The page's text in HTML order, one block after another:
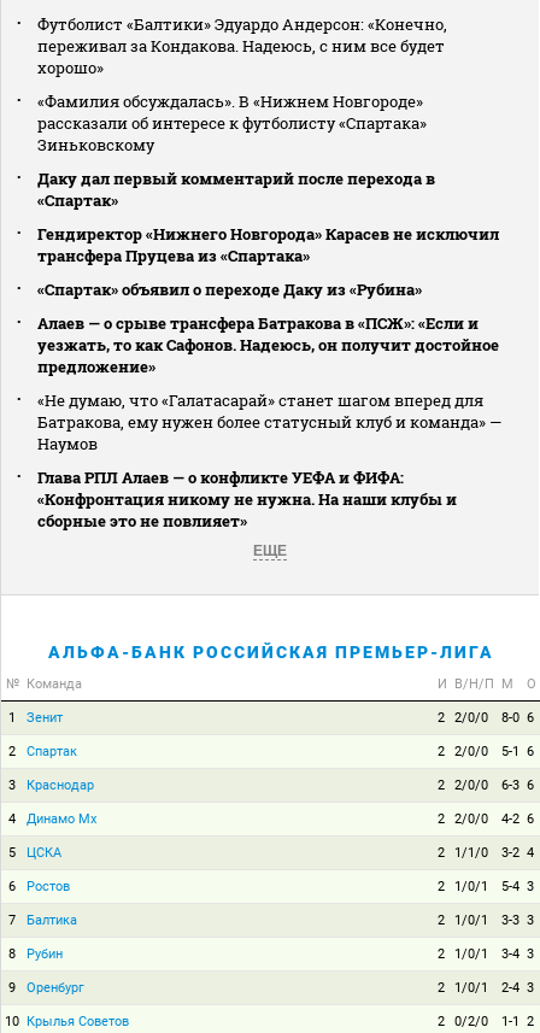
Футболист «Балтики» Эдуардо Андерсон: «Конечно,
переживал за Кондакова. Надеюсь, с ним все будет
хорошо»
«Фамилия обсуждалась». В «Нижнем Новгороде»
рассказали об интересе к футболисту «Спартака»
Зиньковскому
Даку дал первый комментарий после перехода в
«Спартак»
Гендиректор «Нижнего Новгорода» Карасев не исключил
трансфера Пруцева из «Спартака»
«Спартак» объявил о переходе Даку из «Рубина»
Алаев — о срыве трансфера Батракова в «ПСЖ»: «Если и
уезжать, то как Сафонов. Надеюсь, он получит достойное
предложение»
«Не думаю, что «Галатасарай» станет шагом вперед для
Батракова, ему нужен более статусный клуб и команда» —
Наумов
Глава РПЛ Алаев — о конфликте УЕФА и ФИФА:
«Конфронтация никому не нужна. На наши клубы и
сборные это не повлияет»
ЕЩЕ
АЛЬФА-БАНК РОССИЙСКАЯ ПРЕМЬЕР-ЛИГА
№ Команда И В/Н/П М О
1 Зенит 2 2/0/0 8-0 6
2 Спартак 2 2/0/0 5-1 6
3 Краснодар 2 2/0/0 6-3 6
4 Динамо Мх 2 2/0/0 4-2 6
5 ЦСКА 2 1/1/0 3-2 4
6 Ростов 2 1/0/1 5-4 3
7 Балтика 2 1/0/1 3-3 3
8 Рубин 2 1/0/1 3-4 3
9 Оренбург 2 1/0/1 2-4 3
10 Крылья Советов 2 0/2/0 1-1 2